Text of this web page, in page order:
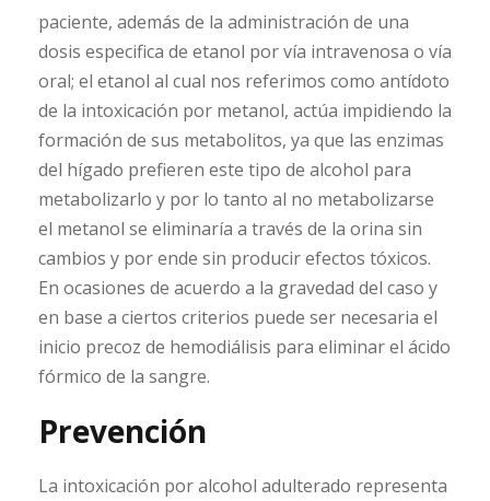
paciente, además de la administración de una
dosis especifica de etanol por vía intravenosa o vía
oral; el etanol al cual nos referimos como antídoto
de la intoxicación por metanol, actúa impidiendo la
formación de sus metabolitos, ya que las enzimas
del hígado prefieren este tipo de alcohol para
metabolizarlo y por lo tanto al no metabolizarse
el metanol se eliminaría a través de la orina sin
cambios y por ende sin producir efectos tóxicos.
En ocasiones de acuerdo a la gravedad del caso y
en base a ciertos criterios puede ser necesaria el
inicio precoz de hemodiálisis para eliminar el ácido
fórmico de la sangre.
Prevención
La intoxicación por alcohol adulterado representa